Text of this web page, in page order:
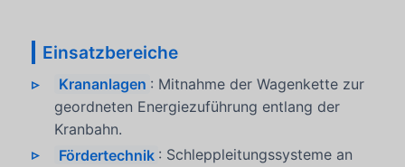
Einsatzbereiche
Krananlagen : Mitnahme der Wagenkette zur
geordneten Energiezuführung entlang der
Kranbahn.
Fördertechnik : Schleppleitungssysteme an